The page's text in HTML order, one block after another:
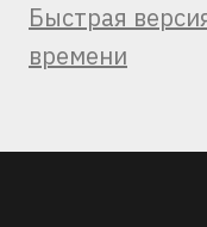
Быстрая
времени